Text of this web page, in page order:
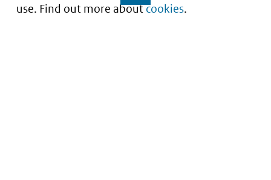
use. Find out more aboutcookies.